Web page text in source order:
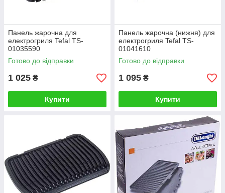
Панель жарочна для
електрогриля Tefal TS-
01035590
Готово до відправки
1 025 ₴
Купити
Панель жарочна (нижня) для
електрогриля Tefal TS-
01041610
Готово до відправки
1 095 ₴
Купити